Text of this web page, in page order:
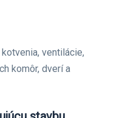
ventilácie,
komôr, dverí a